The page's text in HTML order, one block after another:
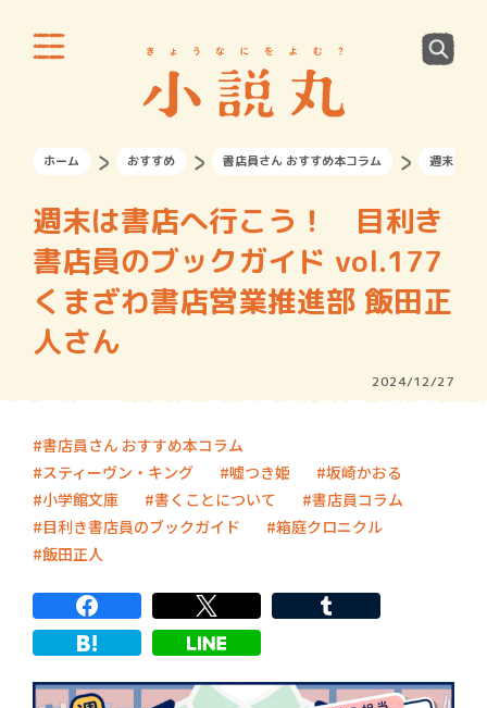
ホーム おすすめ 書店員さん おすすめ本コラム 週末は書
週末は書店へ行こう！ 目利き
書店員のブックガイド vol.177
くまざわ書店営業推進部 飯田正
人さん
2024/12/27
書店員さん おすすめ本コラム
スティーヴン・キング
嘘つき姫
坂崎かおる
小学館文庫
書くことについて
書店員コラム
目利き書店員のブックガイド
箱庭クロニクル
飯田正人